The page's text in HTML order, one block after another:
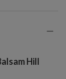
Hill